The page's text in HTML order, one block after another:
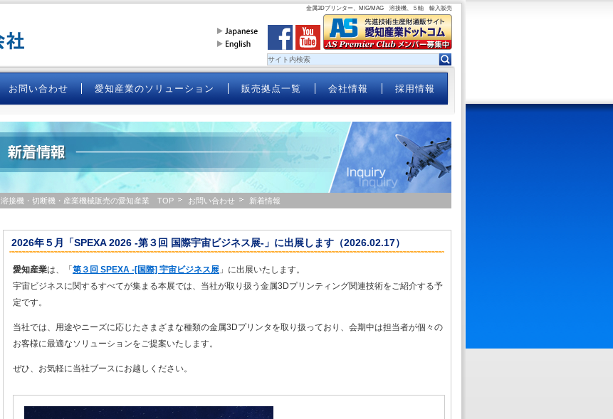
金属3Dプリンター、MIG/MAG 溶接機、５軸 輸入販売
お問い合わせ 愛知産業のソリューション 販売拠点一覧 会社情報 採用情報
溶接機・切断機・産業機械販売の愛知産業 TOP お問い合わせ 新着情報
2026年５月「SPEXA 2026 -第３回 国際宇宙ビジネス展-」に出展します（2026.02.17）
愛知産業は、「 第３回 SPEXA -[国際] 宇宙ビジネス展 」に出展いたします。
宇宙ビジネスに関するすべてが集まる本展では、当社が取り扱う金属3Dプリンティング関連技術をご紹介する予
定です。
当社では、用途やニーズに応じたさまざまな種類の金属3Dプリンタを取り扱っており、会期中は担当者が個々の
お客様に最適なソリューションをご提案いたします。
ぜひ、お気軽に当社ブースにお越しください。